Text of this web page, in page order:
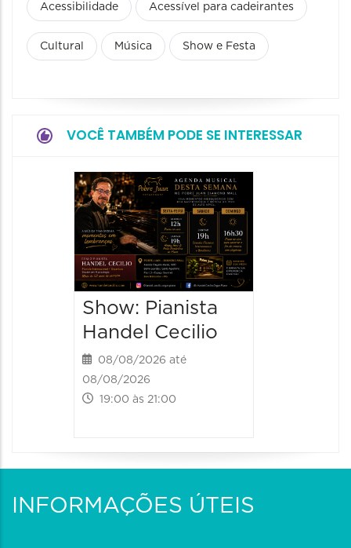
Acessibilidade Acessível para cadeirantes
Cultural Música Show e Festa
VOCÊ TAMBÉM PODE SE INTERESSAR
Show: Pianista
Handel Cecilio
08/08/2026 até
08/08/2026
19:00 às 21:00
INFORMAÇÕES ÚTEIS